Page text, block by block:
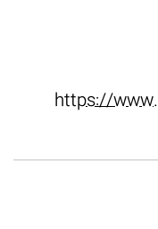
https://